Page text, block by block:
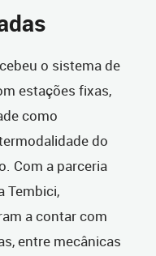
o sistema de
estações fixas,
como
do
Com a parceria
Tembici,
a contar com
entre mecânicas